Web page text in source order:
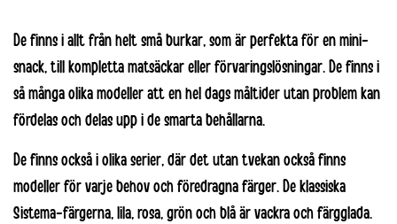
De finns i allt från helt små burkar, som är perfekta för en mini-
snack, till kompletta matsäckar eller förvaringslösningar. De finns i
så många olika modeller att en hel dags måltider utan problem kan
fördelas och delas upp i de smarta behållarna.
De finns också i olika serier, där det utan tvekan också finns
modeller för varje behov och föredragna färger. De klassiska
Sistema-färgerna, lila, rosa, grön och blå är vackra och färgglada.